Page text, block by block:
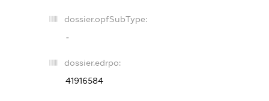
dossier.opfSubType:
-
dossier.edrpo:
41916584